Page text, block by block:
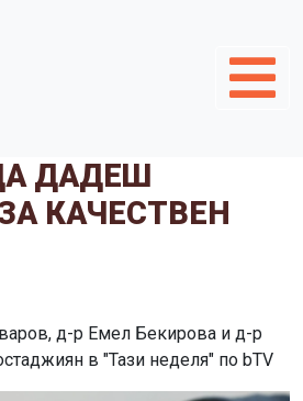
ДАДЕШ
КАЧЕСТВЕН
д-р Емел Бекирова и д-р
в "Тази неделя" по bTV